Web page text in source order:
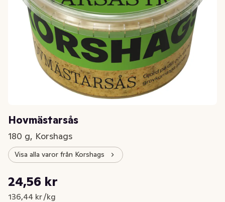
Hovmästarsås
180 g, Korshags
Visa alla varor från Korshags
Nuvarande pris är: 24,56 kr
24,56 kr
136,44 kr /kg
Styckpris: 136,44 kr /kg